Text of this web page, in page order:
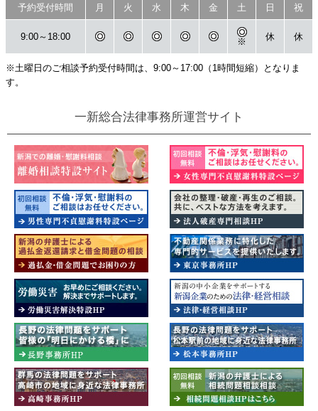
予約受付時間 月 火 水 木 金 土 日 祝
9:00～18:00 ※ 休 休
※土曜日のご相談予約受付時間は、9:00～17:00（1時間短縮）となりま
す。
一新総合法律事務所運営サイト